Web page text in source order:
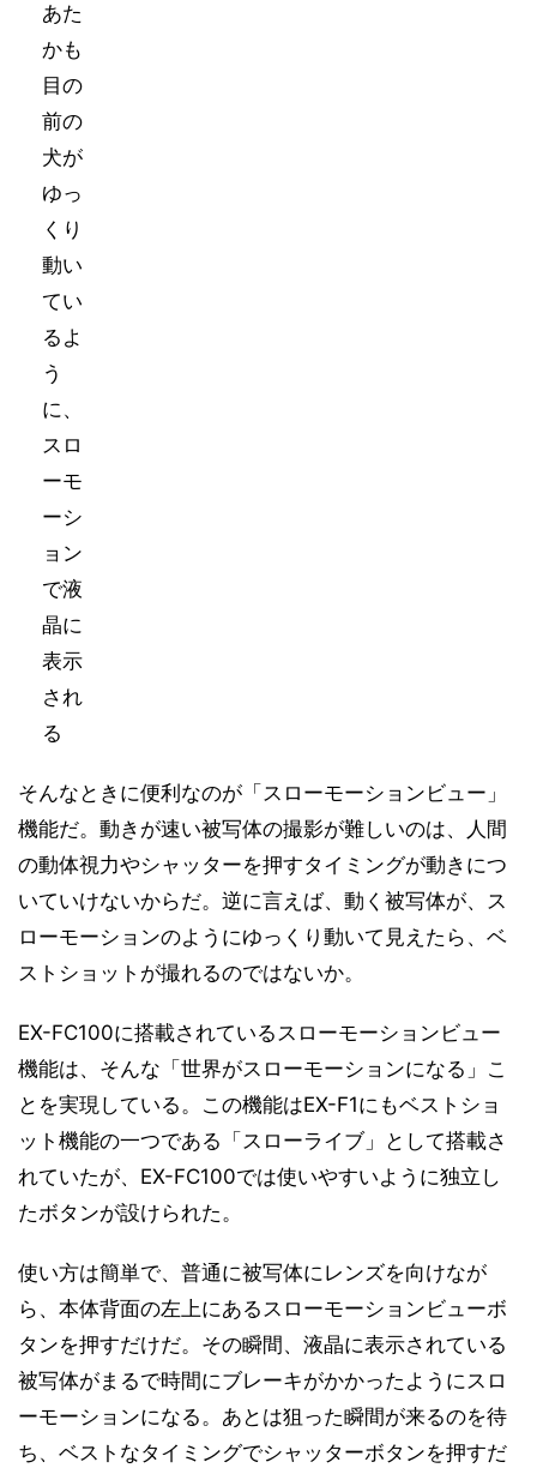
あた
かも
目の
前の
犬が
ゆっ
くり
動い
てい
るよ
う
に、
スロ
ーモ
ーシ
ョン
で液
晶に
表示
され
る
そんなときに便利なのが「スローモーションビュー」
機能だ。動きが速い被写体の撮影が難しいのは、人間
の動体視力やシャッターを押すタイミングが動きにつ
いていけないからだ。逆に言えば、動く被写体が、ス
ローモーションのようにゆっくり動いて見えたら、ベ
ストショットが撮れるのではないか。
EX-FC100に搭載されているスローモーションビュー
機能は、そんな「世界がスローモーションになる」こ
とを実現している。この機能はEX-F1にもベストショ
ット機能の一つである「スローライブ」として搭載さ
れていたが、EX-FC100では使いやすいように独立し
たボタンが設けられた。
使い方は簡単で、普通に被写体にレンズを向けなが
ら、本体背面の左上にあるスローモーションビューボ
タンを押すだけだ。その瞬間、液晶に表示されている
被写体がまるで時間にブレーキがかかったようにスロ
ーモーションになる。あとは狙った瞬間が来るのを待
ち、ベストなタイミングでシャッターボタンを押すだ